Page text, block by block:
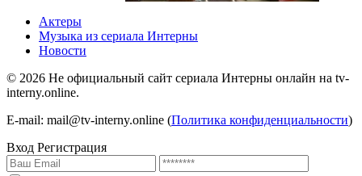
Актеры
Музыка из сериала Интерны
Новости
© 2026 Не официальный сайт сериала Интерны онлайн на tv-
interny.online.
E-mail: mail@tv-interny.online (Политика конфиденциальности)
Вход Регистрация